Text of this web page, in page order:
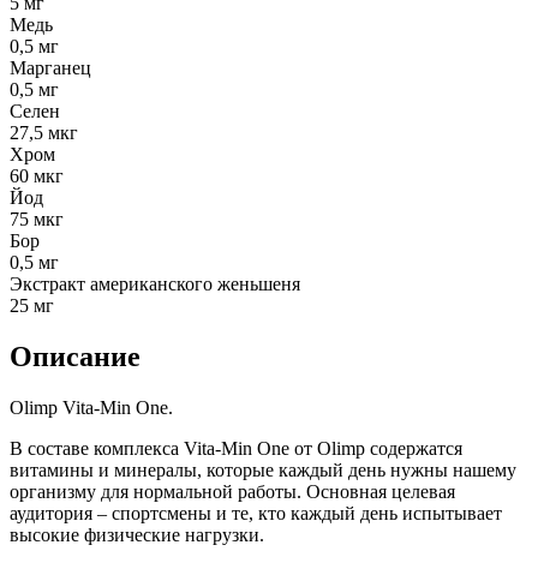
Медь
0,5 мг
Марганец
0,5 мг
Селен
27,5 мкг
Хром
60 мкг
Йод
75 мкг
Бор
0,5 мг
Экстракт американского женьшеня
25 мг
Описание
Olimp Vita-Min One.
В составе комплекса Vita-Min One от Olimp содержатся
витамины и минералы, которые каждый день нужны нашему
организму для нормальной работы. Основная целевая
аудитория – спортсмены и те, кто каждый день испытывает
высокие физические нагрузки.